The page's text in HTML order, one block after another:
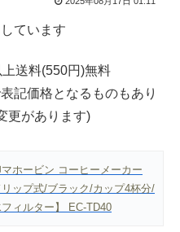
ています
送料(550円)無料
記価格となるものもあり
更があります)
ホービン コーヒーメーカー
リップ式/ブラック/カップ4杯分/
ィルター】 EC-TD40